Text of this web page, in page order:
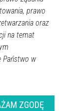
prawo
oraz
na temat
Państwo w
ZGODĘ